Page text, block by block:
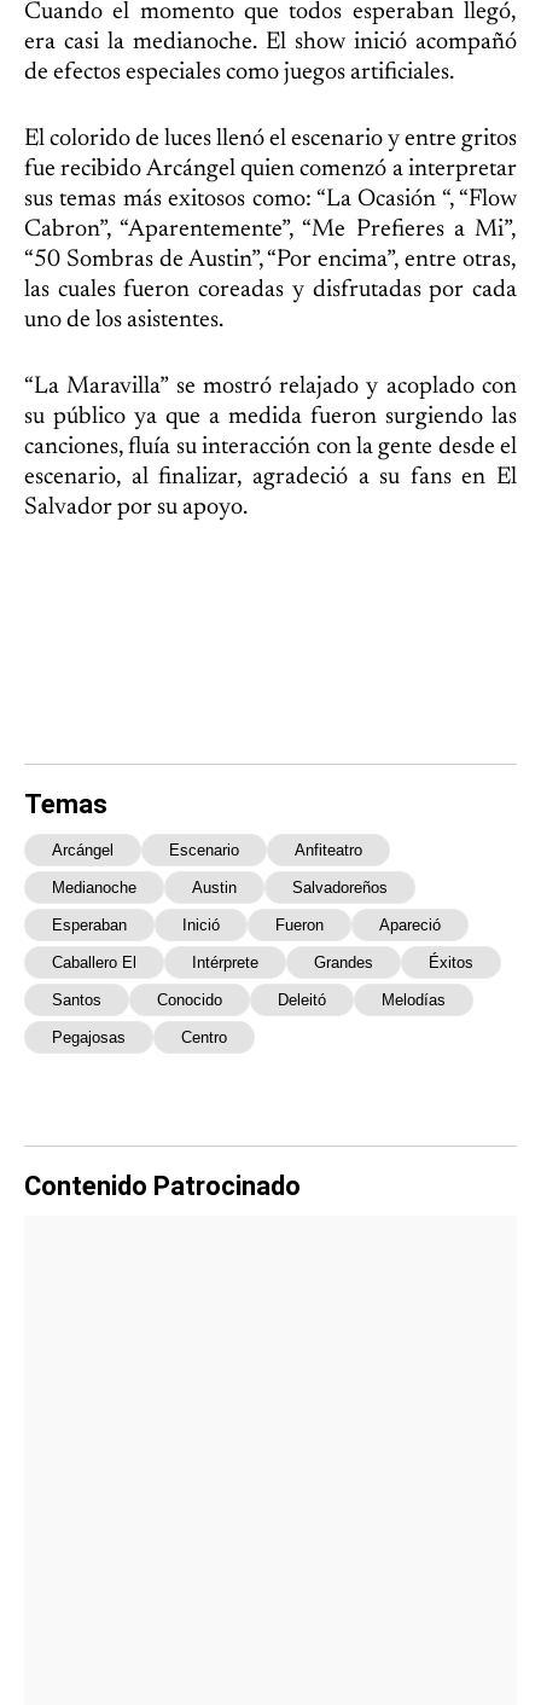
Cuando el momento que todos esperaban llegó,
era casi la medianoche. El show inició acompañó
de efectos especiales como juegos artificiales.
El colorido de luces llenó el escenario y entre gritos
fue recibido Arcángel quien comenzó a interpretar
sus temas más exitosos como: “La Ocasión “, “Flow
Cabron”, “Aparentemente”, “Me Prefieres a Mi”,
“50 Sombras de Austin”, “Por encima”, entre otras,
las cuales fueron coreadas y disfrutadas por cada
uno de los asistentes.
“La Maravilla” se mostró relajado y acoplado con
su público ya que a medida fueron surgiendo las
canciones, fluía su interacción con la gente desde el
escenario, al finalizar, agradeció a su fans en El
Salvador por su apoyo.
Temas
Arcángel Escenario Anfiteatro
Medianoche Austin Salvadoreños
Esperaban Inició Fueron Apareció
Caballero El Intérprete Grandes Éxitos
Santos Conocido Deleitó Melodías
Pegajosas Centro
Contenido Patrocinado